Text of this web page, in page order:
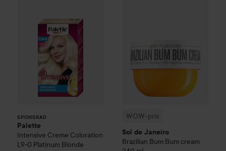
SPONSRAD
Palette
Intensive Creme Coloration
L9-0 Platinum Blonde
WOW-pris
Sol de Janeiro
Brazilian Bum Bum cream